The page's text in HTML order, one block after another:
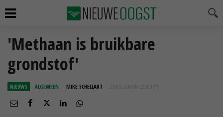
'Methaan is bruikbare
grondstof'
NIEUWS ALGEMEEN MIKE SCHELLART 23 AUG 2016 OM 22:20